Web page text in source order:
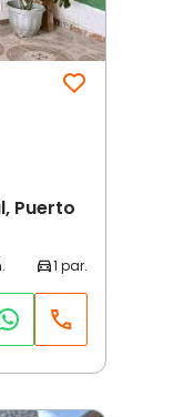
Puerto